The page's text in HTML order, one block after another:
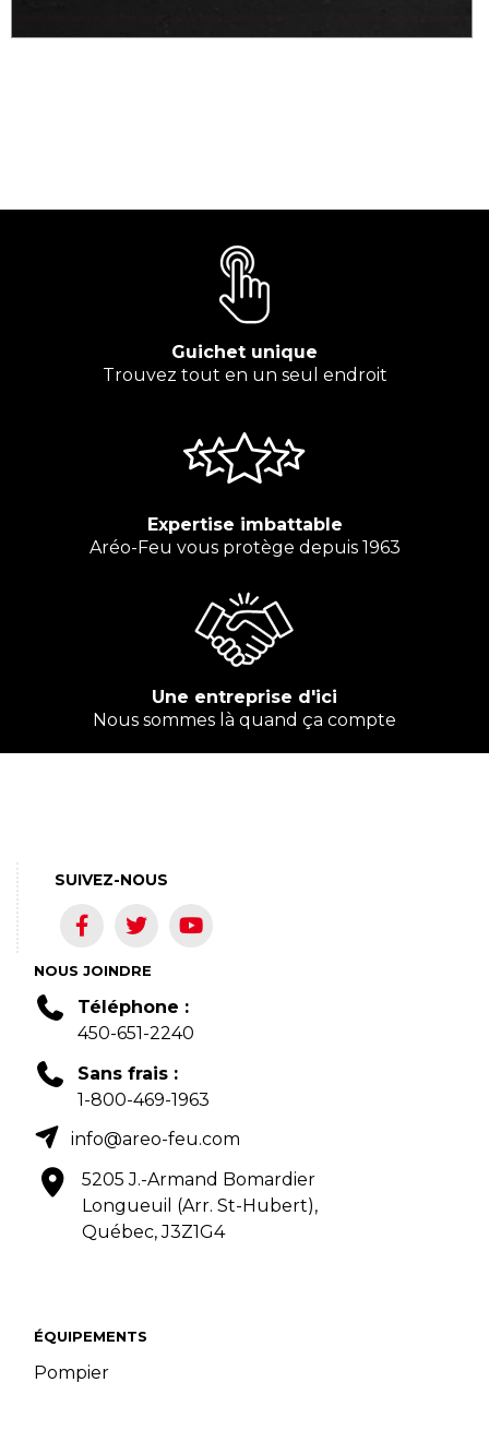
Guichet unique
Trouvez tout en un seul endroit
Expertise imbattable
Aréo-Feu vous protège depuis 1963
Une entreprise d'ici
Nous sommes là quand ça compte
ÉQUIPEMENTS
Pompier
NOUS JOINDRE
Téléphone :
450-651-2240
Sans frais :
1-800-469-1963
info@areo-feu.com
5205 J.-Armand Bomardier
Longueuil (Arr. St-Hubert),
Québec, J3Z1G4
SUIVEZ-NOUS